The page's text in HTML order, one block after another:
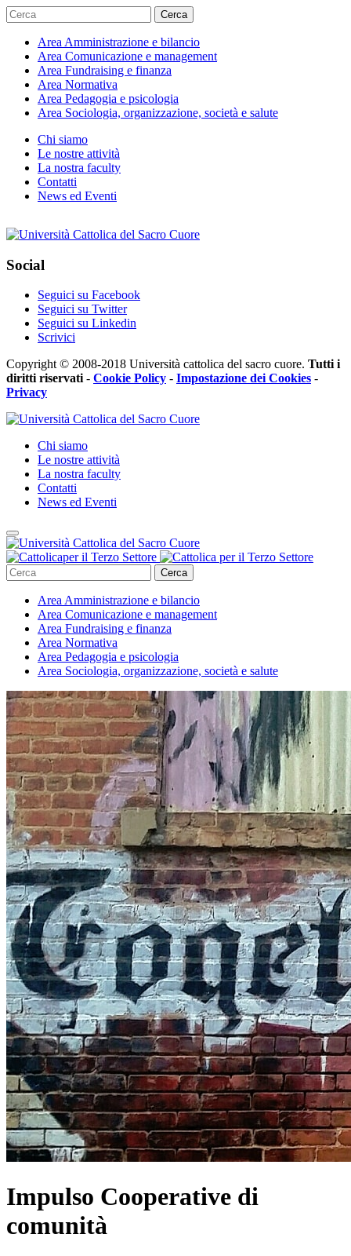
Cerca
Area Amministrazione e bilancio
Area Comunicazione e management
Area Fundraising e finanza
Area Normativa
Area Pedagogia e psicologia
Area Sociologia, organizzazione, società e salute
Chi siamo
Le nostre attività
La nostra faculty
Contatti
News ed Eventi
Social
Seguici su Facebook
Seguici su Twitter
Seguici su Linkedin
Scrivici
Copyright © 2008-2018 Università cattolica del sacro cuore. Tutti i
diritti riservati- Cookie Policy - Impostazione dei Cookies -
Privacy
Chi siamo
Le nostre attività
La nostra faculty
Contatti
News ed Eventi
Cerca
AreaAmministrazione e bilancio
Area Comunicazione e management
Area Fundraising e finanza
Area Normativa
Area Pedagogia e psicologia
Area Sociologia, organizzazione, società e salute
Impulso Cooperative di
comunità